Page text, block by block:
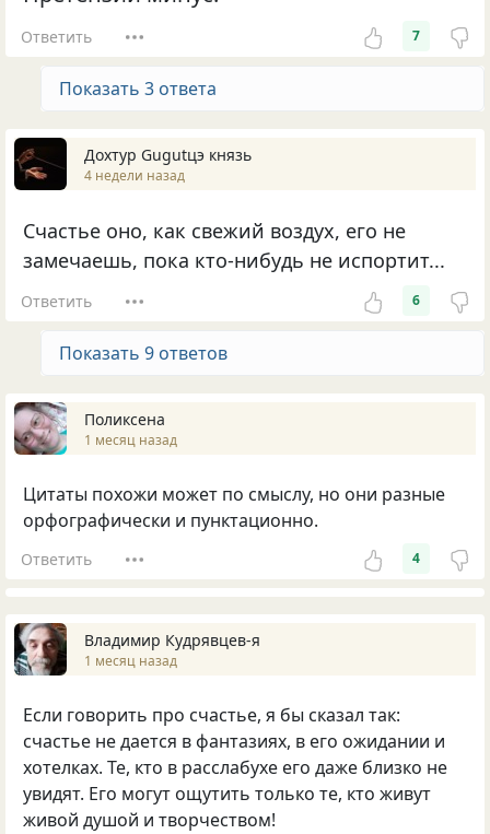
Ответить 7
Показать 3 ответа
Дохтур Gugutцэ князь
4 недели назад
Счастье оно, как свежий воздух, его не
замечаешь, пока кто-нибудь не испортит...
Ответить 6
Показать 9 ответов
Поликсена
1 месяц назад
Цитаты похожи может по смыслу, но они разные
орфографически и пунктационно.
Ответить 4
Владимир Кудрявцев-я
1 месяц назад
Если говорить про счастье, я бы сказал так:
счастье не дается в фантазиях, в его ожидании и
хотелках. Те, кто в расслабухе его даже близко не
увидят. Его могут ощутить только те, кто живут
живой душой и творчеством!